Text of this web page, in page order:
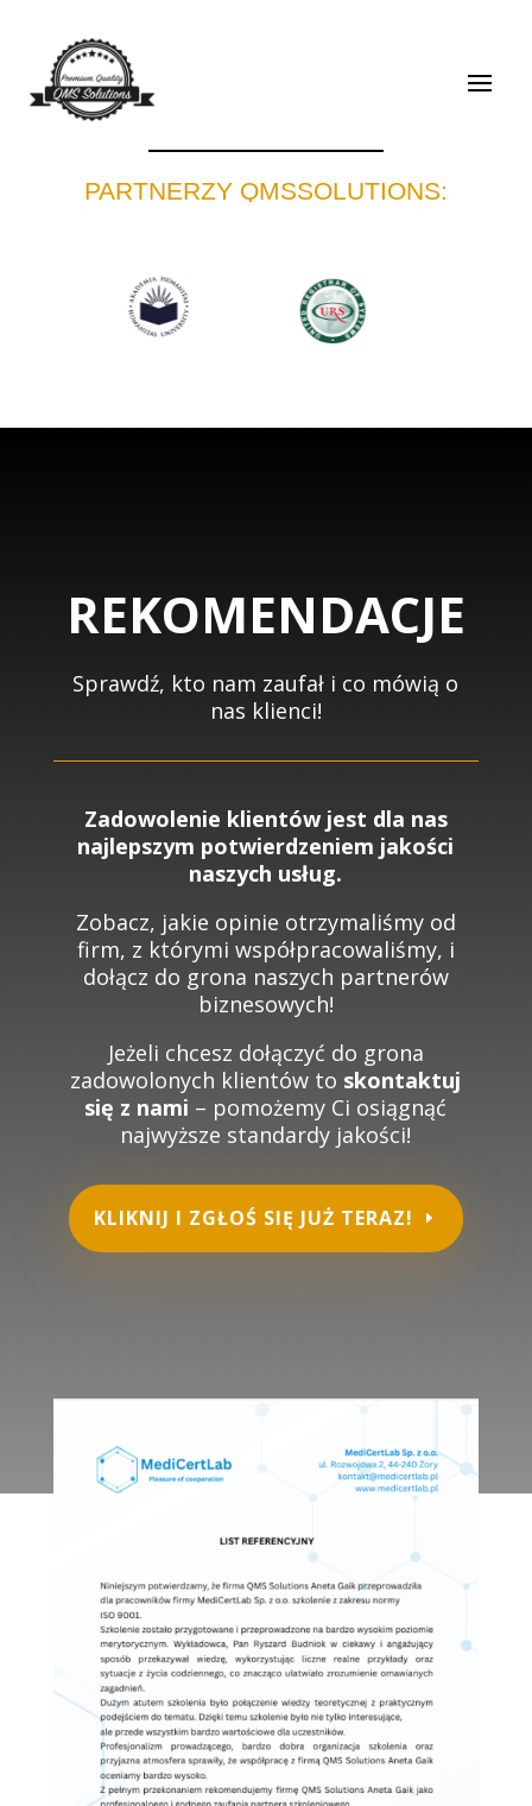
PARTNERZY QMSSOLUTIONS:
REKOMENDACJE
Sprawdź, kto nam zaufał i co mówią o
nas klienci!
Zadowolenie klientów jest dla nas
najlepszym potwierdzeniem jakości
naszych usług.
Zobacz, jakie opinie otrzymaliśmy od
firm, z którymi współpracowaliśmy, i
dołącz do grona naszych partnerów
biznesowych!
Jeżeli chcesz dołączyć do grona
zadowolonych klientów to skontaktuj
się z nami – pomożemy Ci osiągnąć
najwyższe standardy jakości!
KLIKNIJ I ZGŁOŚ SIĘ JUŻ TERAZ!